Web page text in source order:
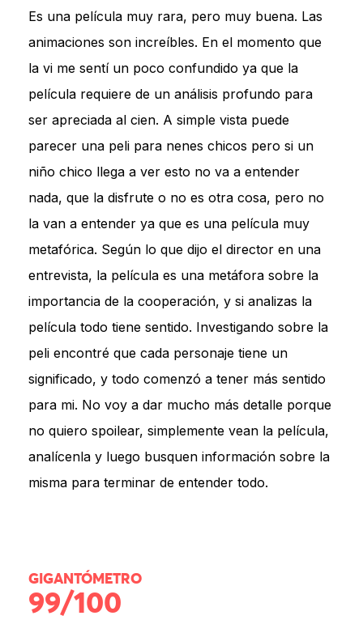
Es una película muy rara, pero muy buena. Las
animaciones son increíbles. En el momento que
la vi me sentí un poco confundido ya que la
película requiere de un análisis profundo para
ser apreciada al cien. A simple vista puede
parecer una peli para nenes chicos pero si un
niño chico llega a ver esto no va a entender
nada, que la disfrute o no es otra cosa, pero no
la van a entender ya que es una película muy
metafórica. Según lo que dijo el director en una
entrevista, la película es una metáfora sobre la
importancia de la cooperación, y si analizas la
película todo tiene sentido. Investigando sobre la
peli encontré que cada personaje tiene un
significado, y todo comenzó a tener más sentido
para mi. No voy a dar mucho más detalle porque
no quiero spoilear, simplemente vean la película,
analícenla y luego busquen información sobre la
misma para terminar de entender todo.
GIGANTÓMETRO
99/100